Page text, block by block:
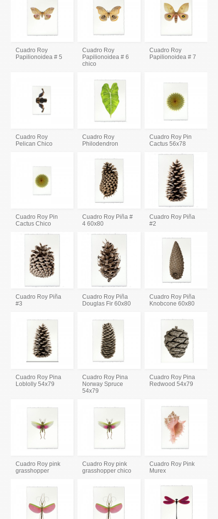
Cuadro Roy
Papilionoidea # 5
Cuadro Roy
Papilionoidea # 6
chico
Cuadro Roy
Papilionoidea # 7
Cuadro Roy
Pelican Chico
Cuadro Roy
Philodendron
Cuadro Roy Pin
Cactus 56x78
Cuadro Roy Pin
Cactus Chico
Cuadro Roy Piña #
4 60x80
Cuadro Roy Piña
#2
Cuadro Roy Piña
#3
Cuadro Roy Piña
Douglas Fir 60x80
Cuadro Roy Piña
Knobcone 60x80
Cuadro Roy Pina
Loblolly 54x79
Cuadro Roy Pina
Norway Spruce
54x79
Cuadro Roy Pina
Redwood 54x79
Cuadro Roy pink
grasshopper
Cuadro Roy pink
grasshopper chico
Cuadro Roy Pink
Murex